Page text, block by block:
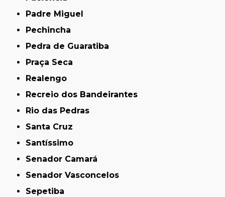
Padre Miguel
Pechincha
Pedra de Guaratiba
Praça Seca
Realengo
Recreio dos Bandeirantes
Rio das Pedras
Santa Cruz
Santíssimo
Senador Camará
Senador Vasconcelos
Sepetiba